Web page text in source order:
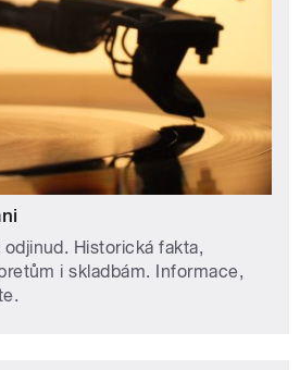
Historická fakta,
i skladbám. Informace,